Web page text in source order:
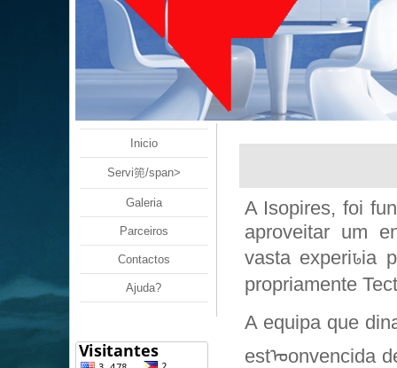
Inicio
Servi篼/span>
Galeria
Parceiros
Contactos
Ajuda?
A Isopires, foi
aproveitar um
vasta experiꮣia
propriamente
A equipa que
estᠣonvencida